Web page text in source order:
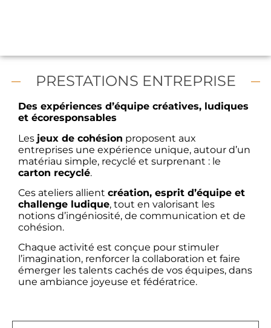
PRESTATIONS ENTREPRISE
Des expériences d’équipe créatives, ludiques
et écoresponsables
Les jeux de cohésion proposent aux
entreprises une expérience unique, autour d’un
matériau simple, recyclé et surprenant : le
carton recyclé.
Ces ateliers allient création, esprit d’équipe et
challenge ludique, tout en valorisant les
notions d’ingéniosité, de communication et de
cohésion.
Chaque activité est conçue pour stimuler
l’imagination, renforcer la collaboration et faire
émerger les talents cachés de vos équipes, dans
une ambiance joyeuse et fédératrice.